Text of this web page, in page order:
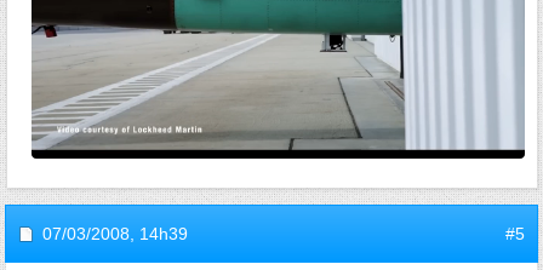
07/03/2008, 14h39 #5